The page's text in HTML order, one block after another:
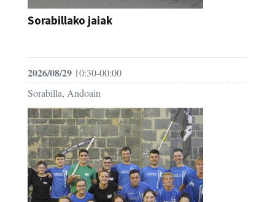
Sorabillako jaiak
2026/08/29 10:30-00:00
Sorabilla, Andoain